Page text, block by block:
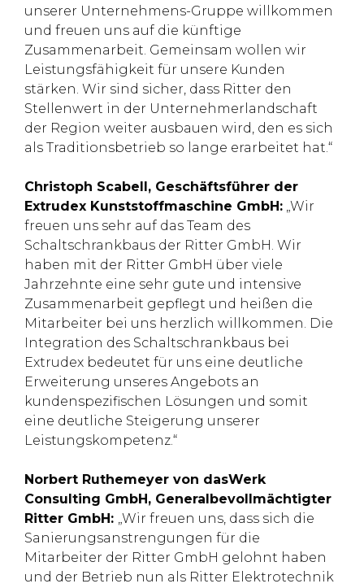
unserer Unternehmens-Gruppe willkommen
und freuen uns auf die künftige
Zusammenarbeit. Gemeinsam wollen wir
Leistungsfähigkeit für unsere Kunden
stärken. Wir sind sicher, dass Ritter den
Stellenwert in der Unternehmerlandschaft
der Region weiter ausbauen wird, den es sich
als Traditionsbetrieb so lange erarbeitet hat.“
Christoph Scabell, Geschäftsführer der
Extrudex Kunststoffmaschine GmbH: „Wir
freuen uns sehr auf das Team des
Schaltschrankbaus der Ritter GmbH. Wir
haben mit der Ritter GmbH über viele
Jahrzehnte eine sehr gute und intensive
Zusammenarbeit gepflegt und heißen die
Mitarbeiter bei uns herzlich willkommen. Die
Integration des Schaltschrankbaus bei
Extrudex bedeutet für uns eine deutliche
Erweiterung unseres Angebots an
kundenspezifischen Lösungen und somit
eine deutliche Steigerung unserer
Leistungskompetenz.“
Norbert Ruthemeyer von dasWerk
Consulting GmbH, Generalbevollmächtigter
Ritter GmbH: „Wir freuen uns, dass sich die
Sanierungsanstrengungen für die
Mitarbeiter der Ritter GmbH gelohnt haben
und der Betrieb nun als Ritter Elektrotechnik